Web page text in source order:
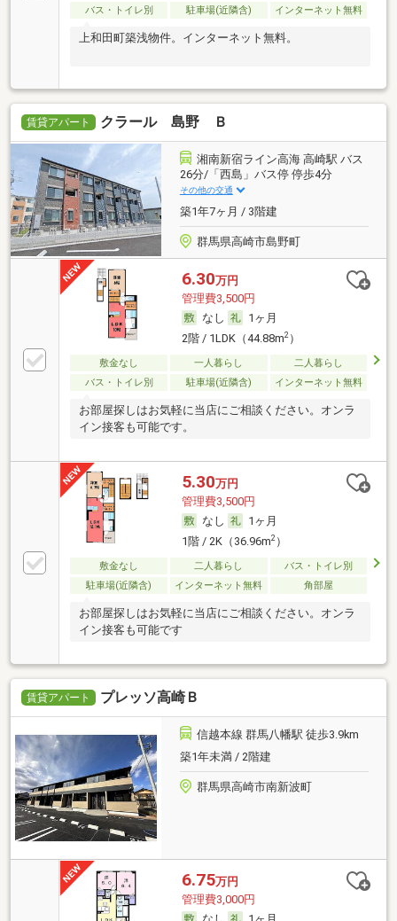
バス・トイレ別
駐車場(近隣含) インターネット無料
上和田町築浅物件。インターネット無料。
賃貸アパート クラール 島野 Ｂ
湘南新宿ライン高海 高崎駅 バス
26分/「西島」バス停 停歩4分
その他の交通
築1年7ヶ月 / 3階建
群馬県高崎市島野町
6.30万円
管理費3,500円
なし
1ヶ月
2階 / 1LDK（44.88m2）
敷金なし 一人暮らし
二人暮らし
バス・トイレ別
駐車場(近隣含) インターネット無料
お部屋探しはお気軽に当店にご相談ください。オンラ
イン接客も可能です。
5.30万円
管理費3,500円
なし
1ヶ月
1階 / 2K（36.96m2）
敷金なし 二人暮らし
バス・トイレ別
駐車場(近隣含)
インターネット無料 角部屋
お部屋探しはお気軽に当店にご相談ください。オンラ
イン接客も可能です
賃貸アパート プレッソ高崎Ｂ
信越本線 群馬八幡駅 徒歩3.9km
築1年未満 / 2階建
群馬県高崎市南新波町
6.75万円
管理費3,000円